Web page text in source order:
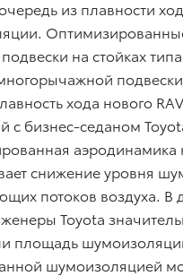
из плавности
на стойках
хода нового
с бизнес-седаном
аэродинамика
снижение уровня
потоков воздуха. В
Toyota
площадь
шумоизоляцией